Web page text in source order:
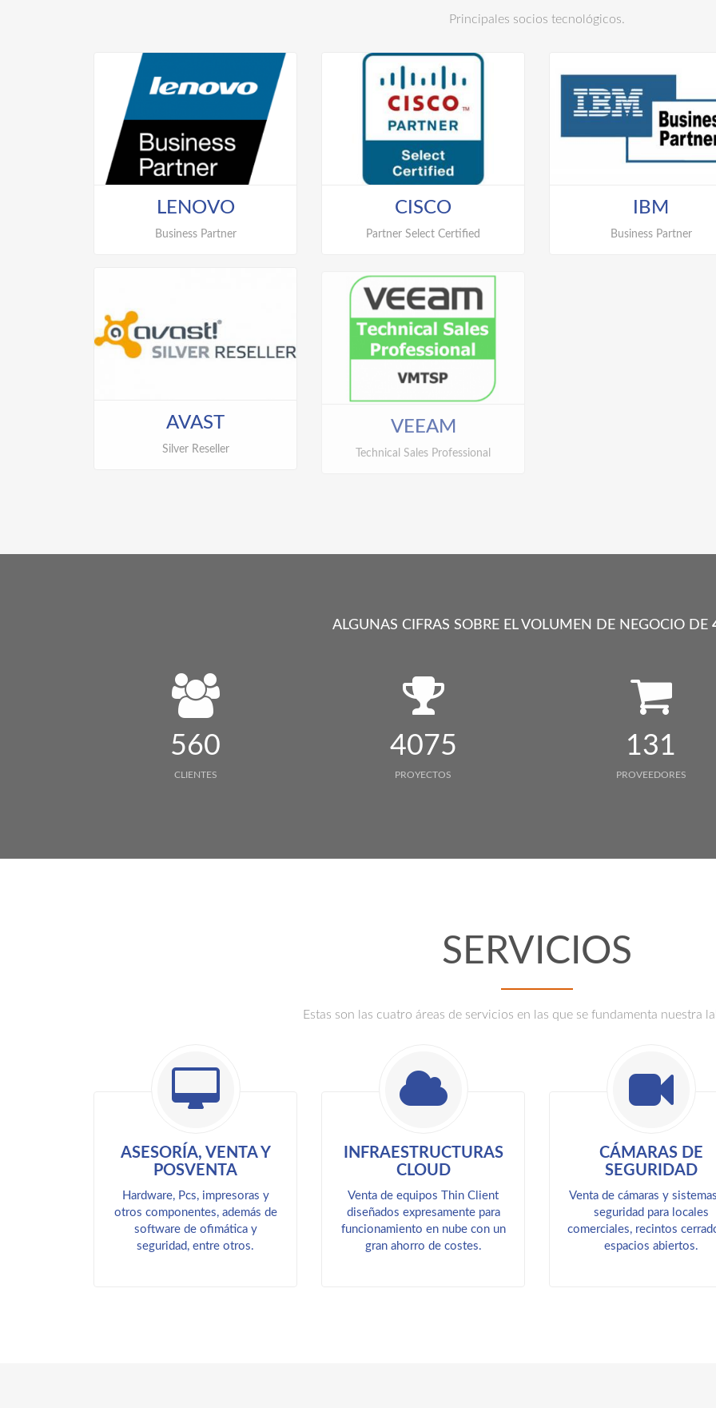
Principales socios tecnológicos.
LENOVO
Business Partner
CISCO
Partner Select Certified
IBM
Business Partner
Antivirus
AVAST
Silver Reseller
Hight Availability Platform
VEEAM
Technical Sales Professional
Virtualización de servidores
ALGUNAS CIFRAS SOBRE EL VOLUMEN DE NEGOCIO DE
560
CLIENTES
4075
PROYECTOS
131
PROVEEDORES
SERVICIOS
Estas son las cuatro áreas de servicios en las que se fundamenta nuestra
ASESORÍA, VENTA Y
POSVENTA
Hardware, Pcs, impresoras y
otros componentes, además de
software de ofimática y
seguridad, entre otros.
INFRAESTRUCTURAS
CLOUD
Venta de equipos Thin Client
diseñados expresamente para
funcionamiento en nube con un
gran ahorro de costes.
CÁMARAS DE
SEGURIDAD
Venta de cámaras y
seguridad para locales
comerciales, recintos
espacios abiertos.